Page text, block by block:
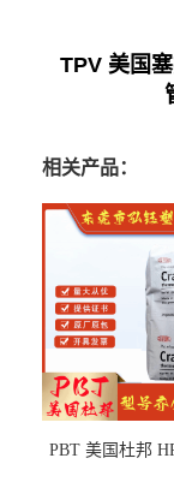
TPV 美国
相关产品：
PBT 美国杜邦